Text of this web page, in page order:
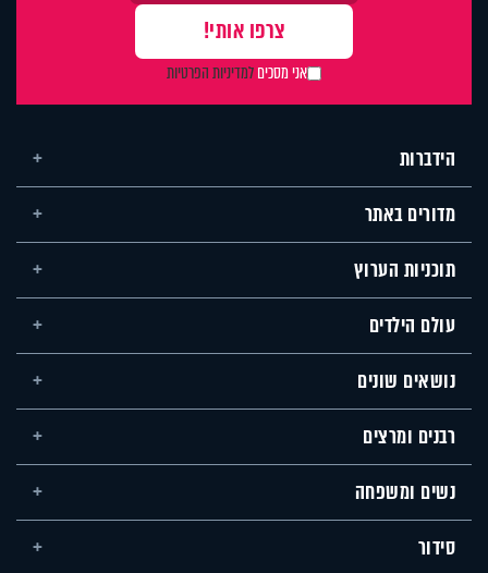
אני מסכיםלמדיניות הפרטיות
הידברות
מדורים באתר
תוכניות הערוץ
עולם הילדים
נושאים שונים
רבנים ומרצים
נשים ומשפחה
סידור